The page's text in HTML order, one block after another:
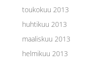
toukokuu 2013
huhtikuu 2013
maaliskuu 2013
helmikuu 2013